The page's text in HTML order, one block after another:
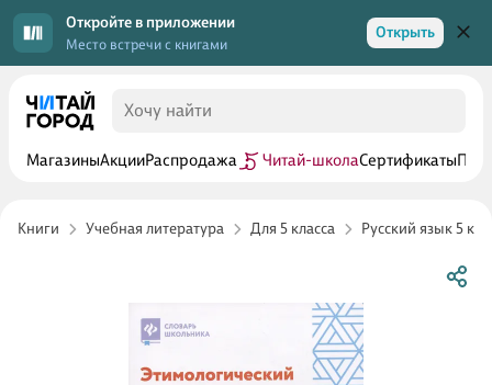
Откройте в приложении
Место встречи с книгами
Открыть
МагазиныАкцииРаспродажа Читай-школаСертификаты
Книги Учебная литература Для 5 класса Русский язык 5